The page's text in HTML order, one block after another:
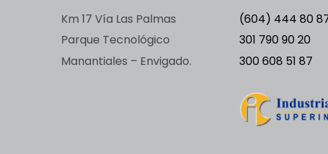
Km 17 Vía Las Palmas
Parque Tecnológico
Manantiales – Envigado.
(604) 444 80
301 790 90 20
300 608 51 87